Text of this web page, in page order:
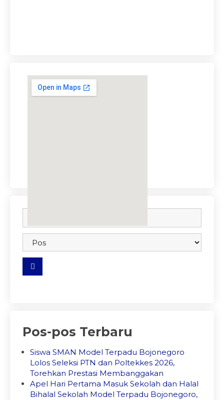
embedgooglemap.net
Pos-pos Terbaru
Siswa SMAN Model Terpadu Bojonegoro
Lolos Seleksi PTN dan Poltekkes 2026,
Torehkan Prestasi Membanggakan
Apel Hari Pertama Masuk Sekolah dan Halal
Bihalal Sekolah Model Terpadu Bojonegoro,